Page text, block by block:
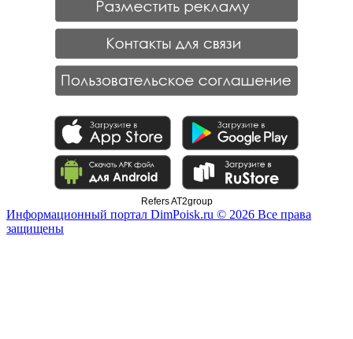
Refers AT2group
Информационный портал DimPoisk.ru © 2026 Все права
защищены